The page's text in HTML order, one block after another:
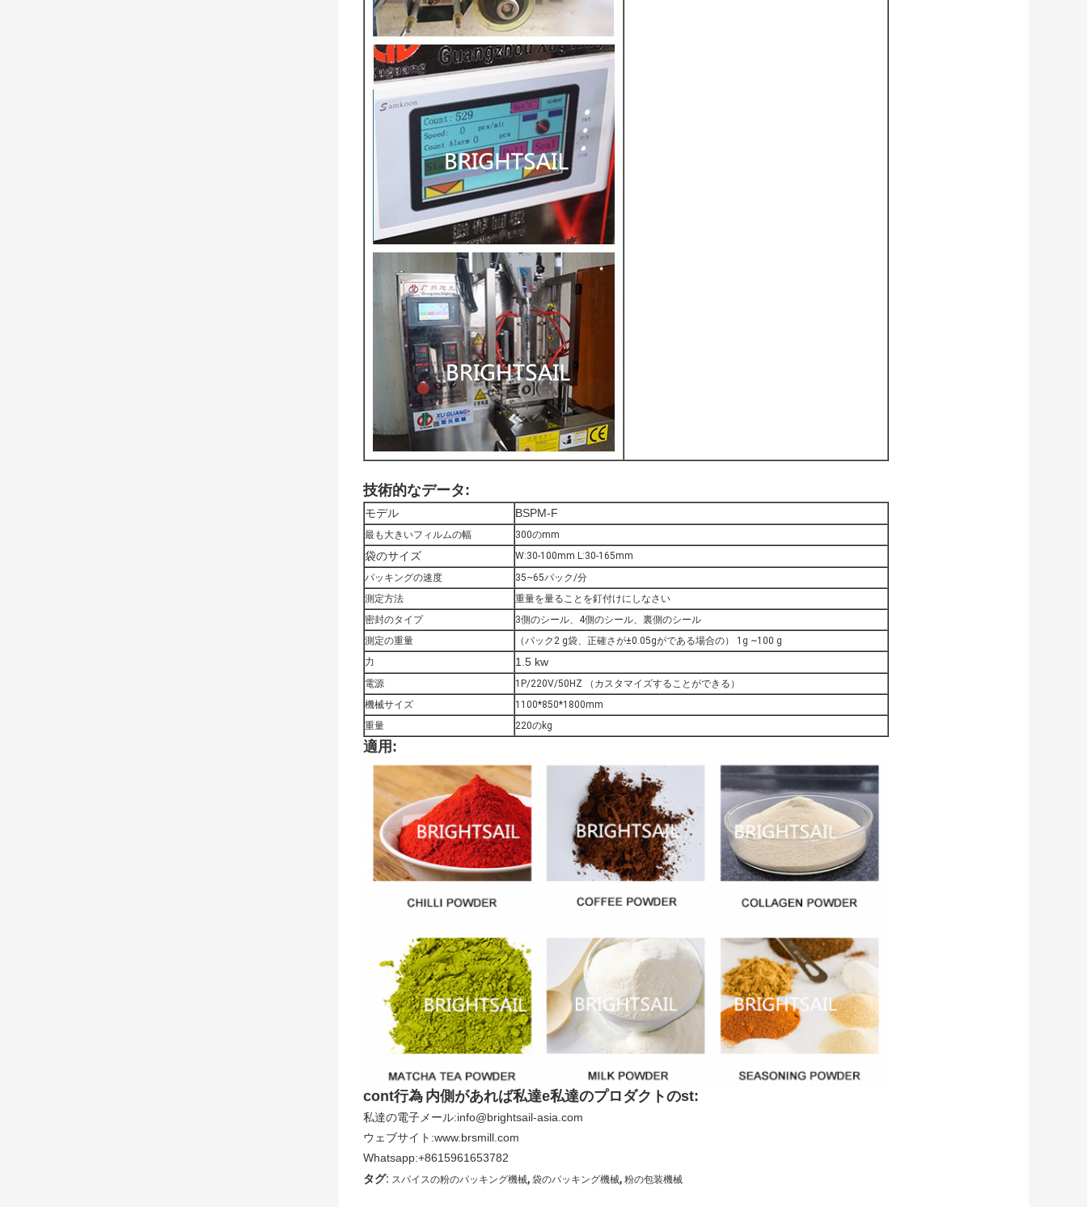
技術的なデータ:
モデル BSPM-F
最も大きいフィルムの幅 300のmm
袋のサイズ
W:30-100mm L:30-165mm
パッキングの速度
35~65パック/分
測定方法
重量を量ることを釘付けにしなさい
密封のタイプ
3側のシール、4側のシール、裏側のシール
測定の重量
（パック2 g袋、正確さが±0.05gがである場合の） 1g ~100 g
力
1.5 kw
電源
1P/220V/50HZ （カスタマイズすることができる）
機械サイズ
1100*850*1800mm
重量
220のkg
適用 :
cont行為 内側があれば私達e私達のプロダクトのst:
私達の電子メール:info@brightsail-asia.com
ウェブサイト:www.brsmill.com
Whatsapp:+8615961653782
タグ: スパイスの粉のパッキング機械, 袋のパッキング機械, 粉の包装機械